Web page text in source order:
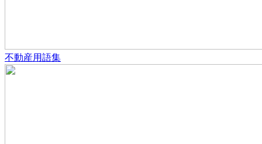
不動産用語集